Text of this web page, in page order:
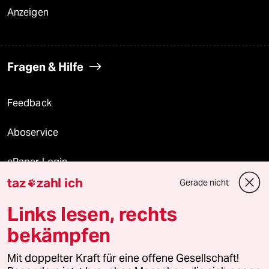
Anzeigen
Fragen & Hilfe
Feedback
Aboservice
ePaper Login
Downloads für Abonnierende
© 2026 taz Verlags und Vertriebs GmbH
Alle Rechte vorbehalten. Bei rechtlichen Fragen oder für Genehmigungen
wenden Sie sich bitte an
lizenzen@taz.de
taz zahl ich Gerade nicht
Links lesen, rechts
bekämpfen
Mit doppelter Kraft für eine offene Gesellschaft!